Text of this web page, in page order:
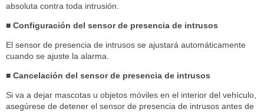
absoluta contra toda intrusión.
■ Configuración del sensor de presencia de intrusos
El sensor de presencia de intrusos se ajustará automáticamente
cuando se ajuste la alarma.
■ Cancelación del sensor de presencia de intrusos
Si va a dejar mascotas u objetos móviles en el interior del vehículo,
asegúrese de detener el sensor de presencia de intrusos antes de